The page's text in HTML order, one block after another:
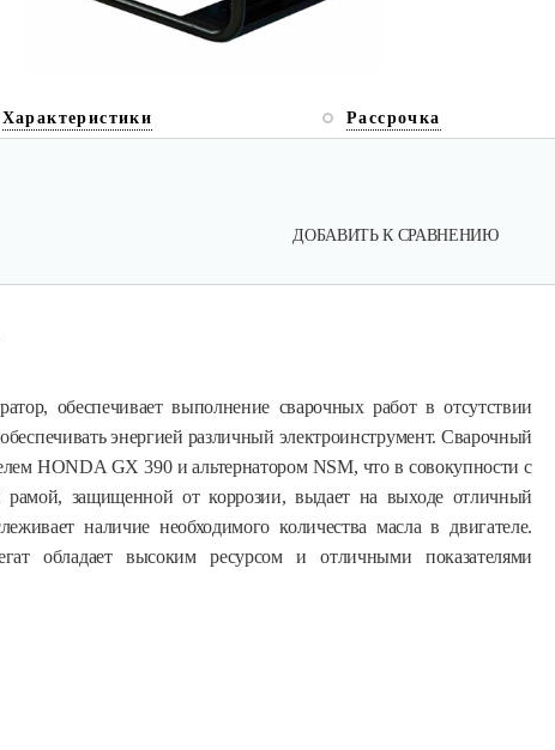
Характеристики Рассрочка
ДОБАВИТЬ К СРАВНЕНИЮ
обеспечивает выполнение сварочных работ в отсутствии
энергией различный электроинструмент. Сварочный
HONDA GX 390 и альтернатором NSM, что в совокупности с
рамой, защищенной от коррозии, выдает на выходе отличный
наличие необходимого количества масла в двигателе.
обладает высоким ресурсом и отличными показателями